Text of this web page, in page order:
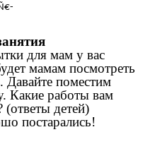
для мам у вас
мамам посмотреть
Давайте поместим
Какие работы вам
(ответы детей)
постарались!